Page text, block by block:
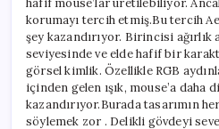
hafif mouse’lar üretilebiliyor.
korumayı tercih etmiş.Bu tercih
şey kazandırıyor. Birincisi ağırlık
seviyesinde ve elde hafif bir
görsel kimlik. Özellikle RGB
içinden gelen ışık, mouse’a
kazandırıyor.Burada tasarımın
söylemek zor . Delikli gövdeyi